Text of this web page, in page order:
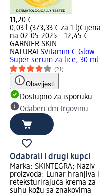
11,20 €
0,03 l (373,33 € za 1 l)Cijena
na 02.05.2025.: 12,45 €
GARNIER SKIN
NATURALSVitamin C Glow
Super serum za lice, 30 ml
(21)
Obavijesti
Dostupno za isporuku
Odaberi dm trgovinu
Odabrali i drugi kupci
Marka: SKINTEGRA; Naziv
proizvoda: Lunar hranjiva i
reteksturirajuća krema za
suhu kožu sa znakovima